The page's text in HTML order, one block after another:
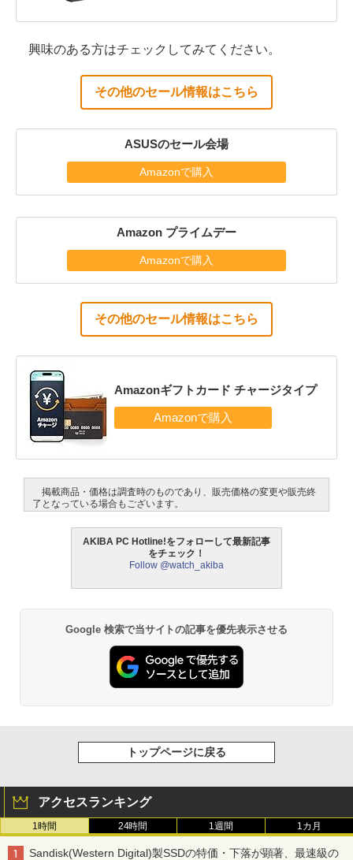
興味のある方はチェックしてみてください。
その他のセール情報はこちら
ASUSのセール会場
Amazonで購入
Amazon プライムデー
Amazonで購入
その他のセール情報はこちら
Amazonギフトカード チャージタイプ
掲載商品・価格は調査時のものであり、販売価格の変更や販売終
了となっている場合もございます。
AKIBA PC Hotline!をフォローして最新記事
をチェック！
Follow @watch_akiba
Google 検索で当サイトの記事を優先表示させる
トップページに戻る
アクセスランキング
1時間 24時間 1週間 1カ月
Sandisk(Western Digital)製SSDの特価・下落が顕著、最速級の